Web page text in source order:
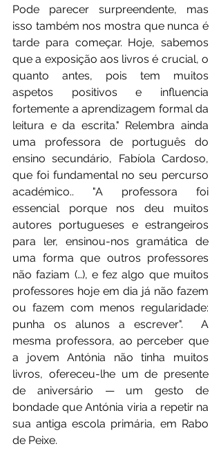
Pode parecer surpreendente, mas
isso também nos mostra que nunca é
tarde para começar. Hoje, sabemos
que a exposição aos livros é crucial, o
quanto antes, pois tem muitos
aspetos positivos e influencia
fortemente a aprendizagem formal da
leitura e da escrita." Relembra ainda
uma professora de português do
ensino secundário, Fabíola Cardoso,
que foi fundamental no seu percurso
académico.. "A professora foi
essencial porque nos deu muitos
autores portugueses e estrangeiros
para ler, ensinou-nos gramática de
uma forma que outros professores
não faziam (…), e fez algo que muitos
professores hoje em dia já não fazem
ou fazem com menos regularidade:
punha os alunos a escrever".  A
mesma professora, ao perceber que
a jovem Antónia não tinha muitos
livros, ofereceu-lhe um de presente
de aniversário — um gesto de
bondade que Antónia viria a repetir na
sua antiga escola primária, em Rabo
de Peixe.